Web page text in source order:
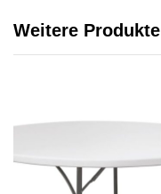
Weitere Produkte